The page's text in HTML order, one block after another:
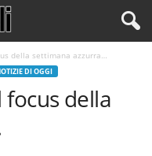
della settimana azzurra…
DI OGGI
della